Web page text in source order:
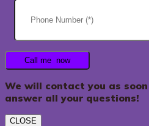
We will contact you as
answer all your questions!
CLOSE